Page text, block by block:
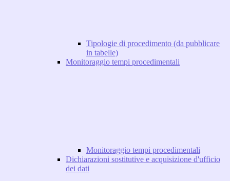
Tipologie di procedimento (da pubblicare
in tabelle)
Monitoraggio tempi procedimentali
Monitoraggio tempi procedimentali
Dichiarazioni sostitutive e acquisizione d'ufficio
dei dati